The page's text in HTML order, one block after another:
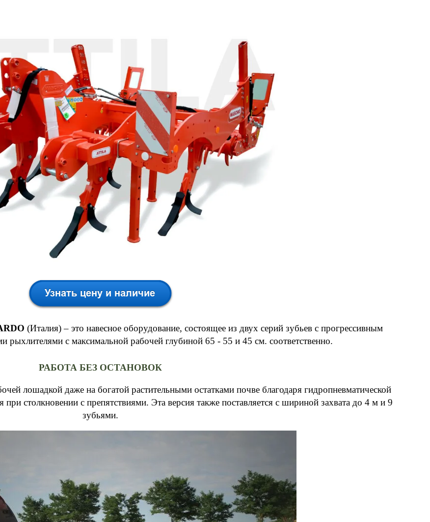
(Италия) – это навесное оборудование, состоящее из двух серий зубьев с прогрессивным
рыхлителями с максимальной рабочей глубиной 65 - 55 и 45 см. соответственно.
РАБОТА БЕЗ ОСТАНОВОК
лошадкой даже на богатой растительными остатками почве благодаря гидропневматической
при столкновении с препятствиями. Эта версия также поставляется с шириной захвата до 4 м и 9
зубьями.